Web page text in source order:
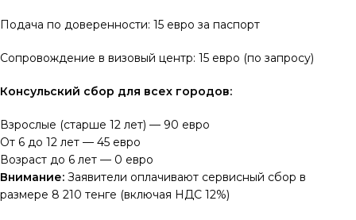
Подача по доверенности: 15 евро за паспорт
Сопровождение в визовый центр: 15 евро (по запросу)
Консульский сбор для всех городов:
Взрослые (старше 12 лет) — 90 евро
От 6 до 12 лет — 45 евро
Возраст до 6 лет — 0 евро
Внимание: Заявители оплачивают сервисный сбор в
размере 8 210 тенге (включая НДС 12%)